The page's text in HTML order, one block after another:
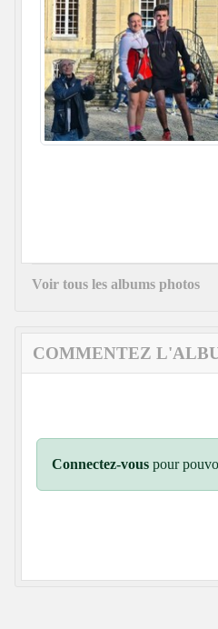
Voir tous les albums photos
COMMENTEZ
Connectez-vous pour